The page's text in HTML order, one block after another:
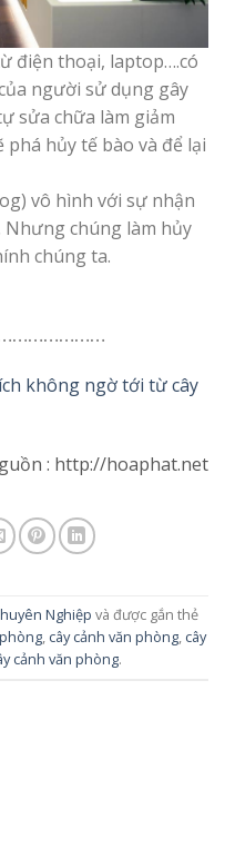
điện thoại, laptop….có
người sử dụng gây
sửa chữa làm giảm
phá hủy tế bào và để lại
vô hình với sự nhận
Nhưng chúng làm hủy
chúng ta.
không ngờ tới từ cây
: http://hoaphat.net
Nghiệp và được gắn thẻ
, cây cảnh văn phòng, cây
cảnh văn phòng.